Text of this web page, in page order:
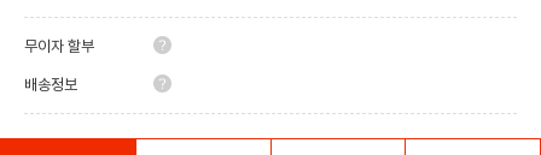
무이자 할부
배송정보